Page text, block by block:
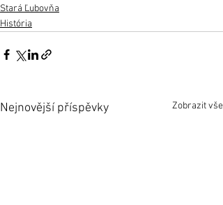
Stará Ľubovňa
História
Nejnovější příspěvky Zobrazit vše